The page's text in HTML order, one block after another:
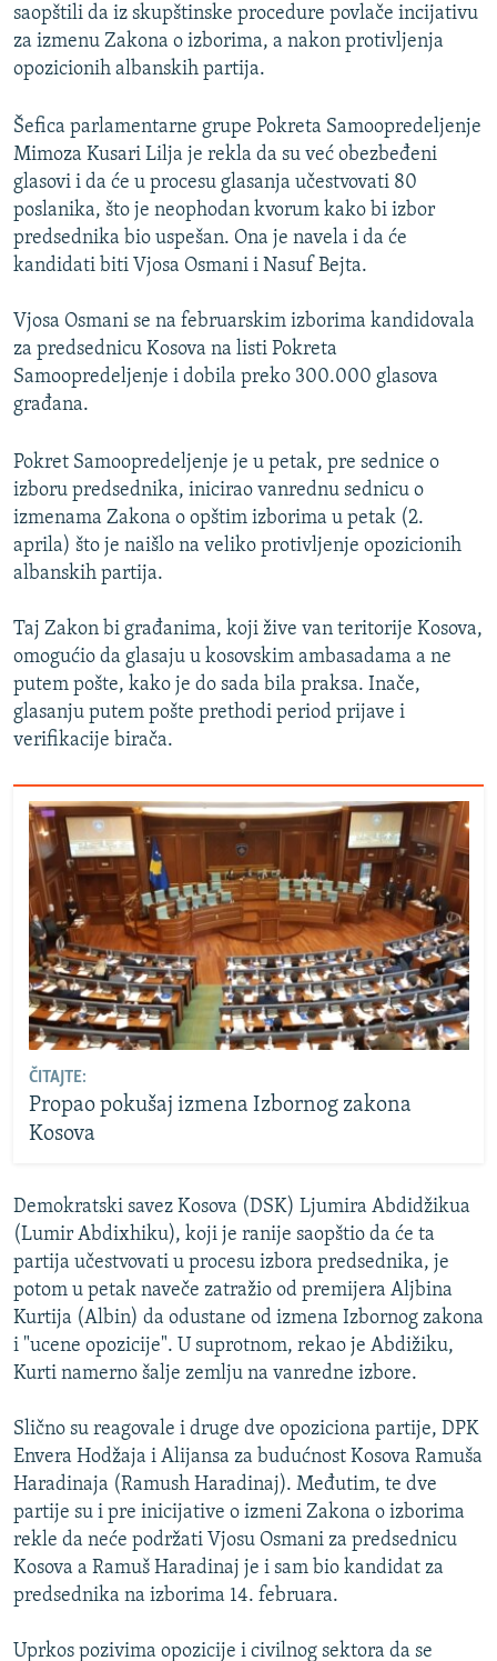
saopštili da iz skupštinske procedure povlače incijativu
za izmenu Zakona o izborima, a nakon protivljenja
opozicionih albanskih partija.
Šefica parlamentarne grupe Pokreta Samoopredeljenje
Mimoza Kusari Lilja je rekla da su već obezbeđeni
glasovi i da će u procesu glasanja učestvovati 80
poslanika, što je neophodan kvorum kako bi izbor
predsednika bio uspešan. Ona je navela i da će
kandidati biti Vjosa Osmani i Nasuf Bejta.
Vjosa Osmani se na februarskim izborima kandidovala
za predsednicu Kosova na listi Pokreta
Samoopredeljenje i dobila preko 300.000 glasova
građana.
Pokret Samoopredeljenje je u petak, pre sednice o
izboru predsednika, inicirao vanrednu sednicu o
izmenama Zakona o opštim izborima u petak (2.
aprila) što je naišlo na veliko protivljenje opozicionih
albanskih partija.
Taj Zakon bi građanima, koji žive van teritorije Kosova,
omogućio da glasaju u kosovskim ambasadama a ne
putem pošte, kako je do sada bila praksa. Inače,
glasanju putem pošte prethodi period prijave i
verifikacije birača.
ČITAJTE:
Propao pokušaj izmena Izbornog zakona
Kosova
Demokratski savez Kosova (DSK) Ljumira Abdidžikua
(Lumir Abdixhiku), koji je ranije saopštio da će ta
partija učestvovati u procesu izbora predsednika, je
potom u petak naveče zatražio od premijera Aljbina
Kurtija (Albin) da odustane od izmena Izbornog zakona
i "ucene opozicije". U suprotnom, rekao je Abdižiku,
Kurti namerno šalje zemlju na vanredne izbore.
Slično su reagovale i druge dve opoziciona partije, DPK
Envera Hodžaja i Alijansa za budućnost Kosova Ramuša
Haradinaja (Ramush Haradinaj). Međutim, te dve
partije su i pre inicijative o izmeni Zakona o izborima
rekle da neće podržati Vjosu Osmani za predsednicu
Kosova a Ramuš Haradinaj je i sam bio kandidat za
predsednika na izborima 14. februara.
Uprkos pozivima opozicije i civilnog sektora da se